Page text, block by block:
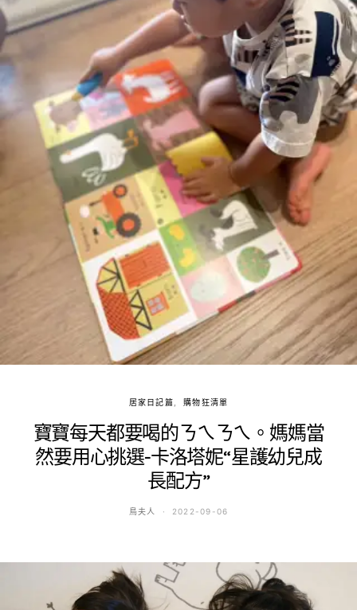
居家日記篇 購物狂清單
寶寶每天都要喝的ㄋㄟㄋㄟ。媽媽當
然要用心挑選-卡洛塔妮“星護幼兒成
長配方”
鳥夫人 2022-09-06